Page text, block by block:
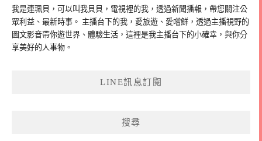
我是連珮貝，可以叫我貝貝，電視裡的我，透過新聞播報，帶您關注公
眾利益、最新時事。 主播台下的我，愛旅遊、愛嚐鮮，透過主播視野的
圖文影音帶你遊世界、體驗生活，這裡是我主播台下的小確幸，與你分
享美好的人事物。
LINE訊息訂閱
搜尋